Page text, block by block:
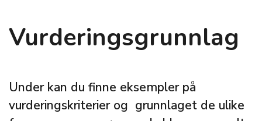
Vurderingsgrunnlag
Under kan du finne eksempler på
vurderingskriterier og grunnlaget de ulike